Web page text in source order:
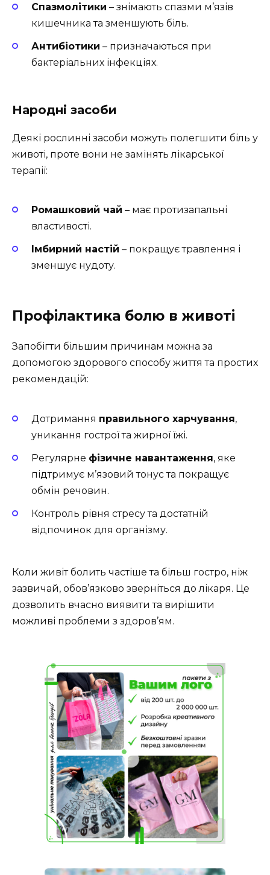
Спазмолітики – знімають спазми м’язів
кишечника та зменшують біль.
Антибіотики – призначаються при
бактеріальних інфекціях.
Народні засоби
Деякі рослинні засоби можуть полегшити біль у
животі, проте вони не замінять лікарської
терапії:
Ромашковий чай – має протизапальні
властивості.
Імбирний настій – покращує травлення і
зменшує нудоту.
Профілактика болю в животі
Запобігти більшим причинам можна за
допомогою здорового способу життя та простих
рекомендацій:
Дотримання правильного харчування,
уникання гострої та жирної їжі.
Регулярне фізичне навантаження, яке
підтримує м’язовий тонус та покращує
обмін речовин.
Контроль рівня стресу та достатній
відпочинок для організму.
Коли живіт болить частіше та більш гостро, ніж
зазвичай, обов’язково зверніться до лікаря. Це
дозволить вчасно виявити та вирішити
можливі проблеми з здоров’ям.